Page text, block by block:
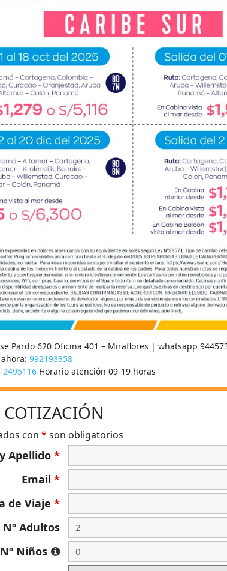
Jose Pardo 620 Oficina 401 – Miraflores | whatsapp
992193358
Horario atención 09-19 horas
con * son obligatorios
Apellido*
Email*
de Viaje*
Nº Adultos
Nº Niños